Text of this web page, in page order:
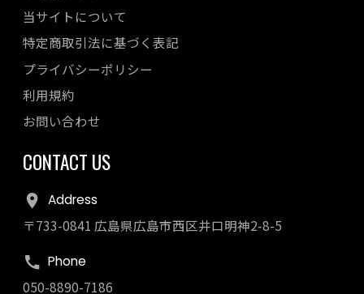
当サイトについて
特定商取引法に基づく表記
プライバシーポリシー
利用規約
お問い合わせ
CONTACT US
Address
〒733-0841 広島県広島市西区井口明神2-8-5
Phone
050-8890-7186